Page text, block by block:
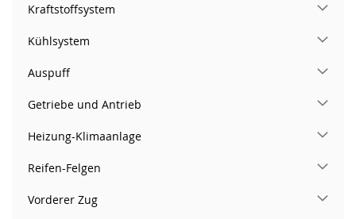
Kraftstoffsystem
Kühlsystem
Auspuff
Getriebe und Antrieb
Heizung-Klimaanlage
Reifen-Felgen
Vorderer Zug